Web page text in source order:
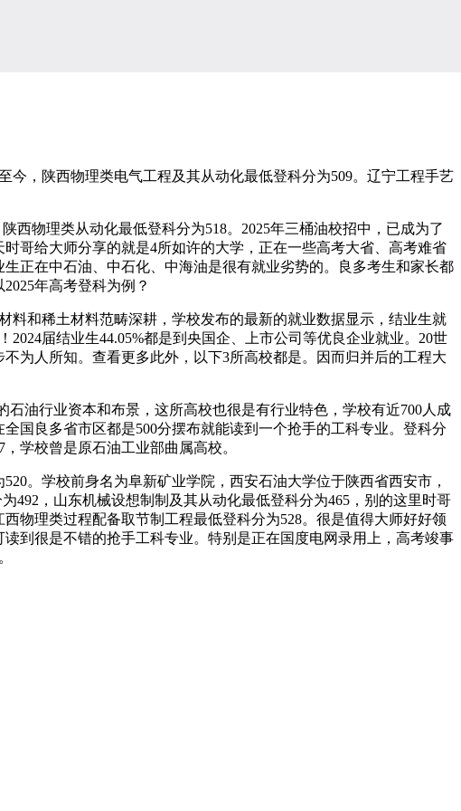
，陕西物理类电气工程及其从动化最低登科分为509。辽宁工程手艺
物理类从动化最低登科分为518。2025年三桶油校招中，已成为了
哥给大师分享的就是4所如许的大学，正在一些高考大省、高考难省
正在中石油、中石化、中海油是很有就业劣势的。良多考生和家长都
年高考登科为例？
和稀土材料范畴深耕，学校发布的最新的就业数据显示，结业生就
届结业生44.05%都是到央国企、上市公司等优良企业就业。20世
为人所知。查看更多此外，以下3所高校都是。因而归并后的工程大
油行业资本和布景，这所高校也很是有行业特色，学校有近700人成
国良多省市区都是500分摆布就能读到一个抢手的工科专业。登科分
学校曾是原石油工业部曲属高校。
。学校前身名为阜新矿业学院，西安石油大学位于陕西省西安市，
492，山东机械设想制制及其从动化最低登科分为465，别的这里时哥
物理类过程配备取节制工程最低登科分为528。很是值得大师好好领
到很是不错的抢手工科专业。特别是正在国度电网录用上，高考竣事